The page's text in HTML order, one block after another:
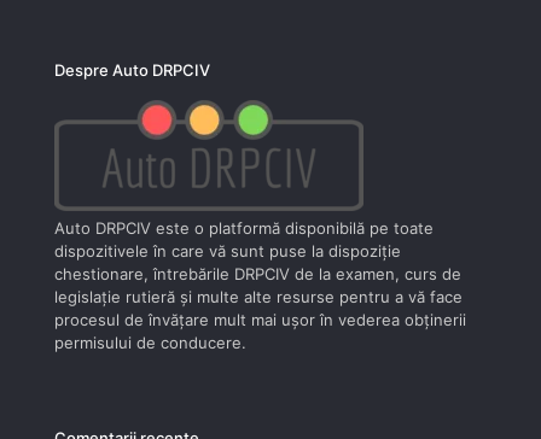
Despre Auto DRPCIV
Auto DRPCIV este o platformă disponibilă pe toate
dispozitivele în care vă sunt puse la dispoziţie
chestionare, întrebările DRPCIV de la examen, curs de
legislaţie rutieră şi multe alte resurse pentru a vă face
procesul de învăţare mult mai uşor în vederea obţinerii
permisului de conducere.